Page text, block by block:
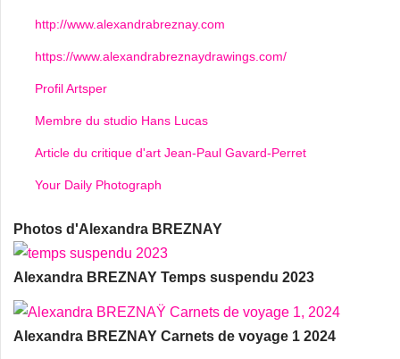
http://www.alexandrabreznay.com
https://www.alexandrabreznaydrawings.com/
Profil Artsper
Membre du studio Hans Lucas
Article du critique d'art Jean-Paul Gavard-Perret
Your Daily Photograph
Photos d'Alexandra BREZNAY
Alexandra BREZNAY Temps suspendu 2023
Alexandra BREZNAY Carnets de voyage 1 2024